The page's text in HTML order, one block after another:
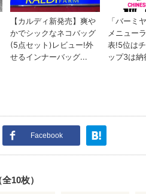
Facebook
10枚）